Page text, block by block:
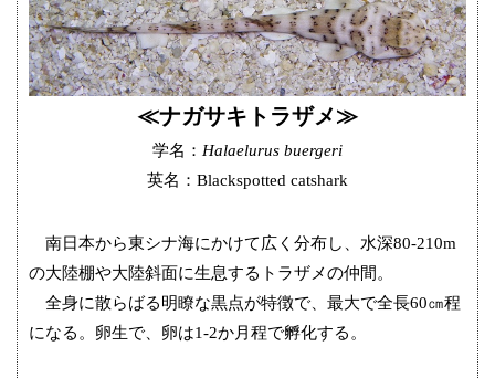
≪ナガサキトラザメ≫
学名： Halaelurus buergeri
英名：Blackspotted catshark
南日本から東シナ海にかけて広く分布し、水深80-210m
の大陸棚や大陸斜面に生息するトラザメの仲間。
全身に散らばる明瞭な黒点が特徴で、最大で全長60㎝程
になる。卵生で、卵は1-2か月程で孵化する。